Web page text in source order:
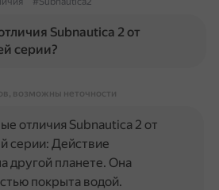
Subnautica 2 от
серии?
возможны неточности
отличия Subnautica 2 от
серии: Действие
другой планете. Она
покрыта водой.